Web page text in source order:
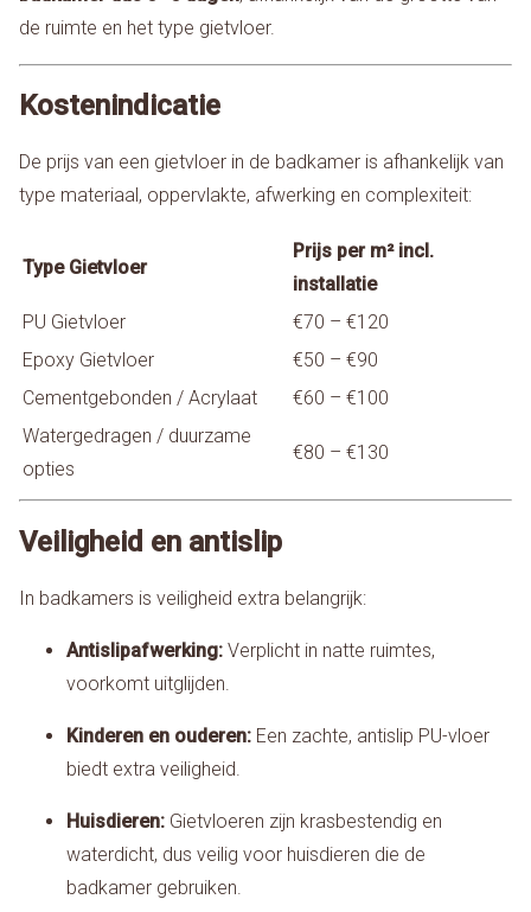
de ruimte en het type gietvloer.
Kostenindicatie
De prijs van een gietvloer in de badkamer is afhankelijk van
type materiaal, oppervlakte, afwerking en complexiteit:
Type Gietvloer
Prijs per m² incl.
installatie
PU Gietvloer
€70 – €120
Epoxy Gietvloer
€50 – €90
Cementgebonden / Acrylaat
€60 – €100
Watergedragen / duurzame
opties
€80 – €130
Veiligheid en antislip
In badkamers is veiligheid extra belangrijk:
Antislipafwerking:Verplicht in natte ruimtes,
voorkomt uitglijden.
Kinderen en ouderen:Een zachte, antislip PU-vloer
biedt extra veiligheid.
Huisdieren:Gietvloeren zijn krasbestendig en
waterdicht, dus veilig voor huisdieren die de
badkamer gebruiken.